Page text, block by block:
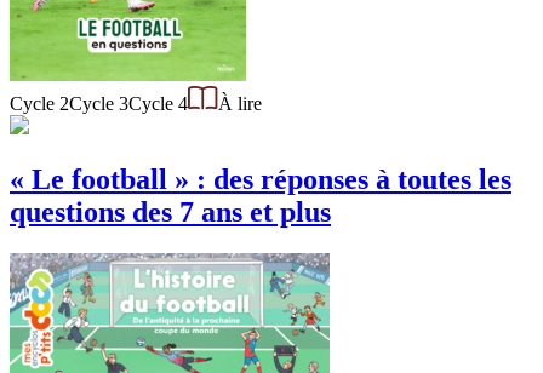
Cycle 2Cycle 3Cycle 4 À lire
« Le football » : des réponses à toutes les
questions des 7 ans et plus